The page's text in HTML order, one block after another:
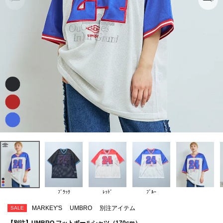
ﾌﾞﾗｯｸ ﾚｯﾄﾞ ﾌﾞﾙｰ
SALE MARKEY'S UMBRO 別注アイテム